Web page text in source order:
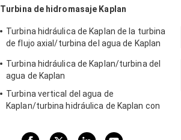
Turbina de hidromasaje Kaplan
Turbina hidráulica de Kaplan de la turbina
de flujo axial/turbina del agua de Kaplan
hidroelectricidad de los 2m - de los 70m
Turbina hidráulica de Kaplan/turbina del
agua de Kaplan
Turbina vertical del agua de
Kaplan/turbina hidráulica de Kaplan con